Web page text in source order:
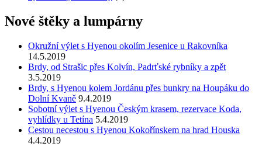
Nové štěky a lumpárny
Okružní výlet s Hyenou okolím Jesenice u Rakovníka
14.5.2019
Brdy, od Strašic přes Kolvín, Padrťské rybníky a zpět
3.5.2019
Brdy, s Hyenou kolem Jordánu přes bunkry na Houpáku do
Dolní Kvaně 9.4.2019
Sobotní výlet s Hyenou Českým krasem, rezervace Koda,
vyhlídky u Tetína 5.4.2019
Cestou necestou s Hyenou Kokořínskem na hrad Houska
4.4.2019